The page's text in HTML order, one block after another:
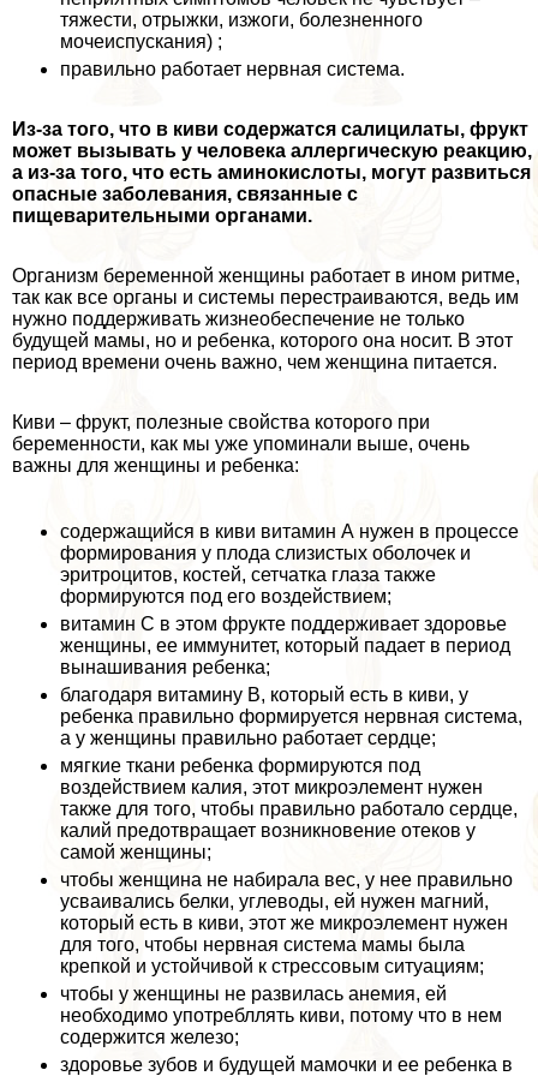
тяжести, отрыжки, изжоги, болезненного
мочеиспускания) ;
правильно работает нервная система.
Из-за того, что в киви содержатся салицилаты, фрукт
может вызывать у человека аллергическую реакцию,
а из-за того, что есть аминокислоты, могут развиться
опасные заболевания, связанные с
пищеварительными органами.
Организм беременной женщины работает в ином ритме,
так как все органы и системы перестраиваются, ведь им
нужно поддерживать жизнеобеспечение не только
будущей мамы, но и ребенка, которого она носит. В этот
период времени очень важно, чем женщина питается.
Киви – фрукт, полезные свойства которого при
беременности, как мы уже упоминали выше, очень
важны для женщины и ребенка:
содержащийся в киви витамин А нужен в процессе
формирования у плода слизистых оболочек и
эритроцитов, костей, сетчатка глаза также
формируются под его воздействием;
витамин С в этом фрукте поддерживает здоровье
женщины, ее иммунитет, который падает в период
вынашивания ребенка;
благодаря витамину В, который есть в киви, у
ребенка правильно формируется нервная система,
а у женщины правильно работает сердце;
мягкие ткани ребенка формируются под
воздействием калия, этот микроэлемент нужен
также для того, чтобы правильно работало сердце,
калий предотвращает возникновение отеков у
самой женщины;
чтобы женщина не набирала вес, у нее правильно
усваивались белки, углеводы, ей нужен магний,
который есть в киви, этот же микроэлемент нужен
для того, чтобы нервная система мамы была
крепкой и устойчивой к стрессовым ситуациям;
чтобы у женщины не развилась анемия, ей
необходимо употрeбллять киви, потому что в нем
содержится железо;
здоровье зубов и будущей мамочки и ее ребенка в